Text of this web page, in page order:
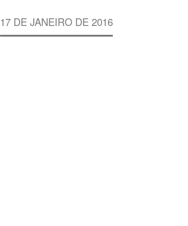
17 DE JANEIRO DE 2016